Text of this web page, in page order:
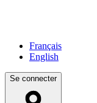
Français
English
Se connecter